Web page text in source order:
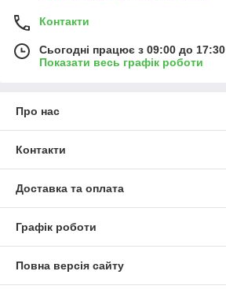
Контакти
Сьогодні працює з 09:00 до 17:30
Показати весь графік роботи
Про нас
Контакти
Доставка та оплата
Графік роботи
Повна версія сайту